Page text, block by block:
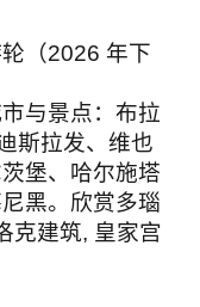
（2026 年下
与景点：布拉
斯拉发、维也
堡、哈尔施塔
黑。欣赏多瑙
克建筑, 皇家宫